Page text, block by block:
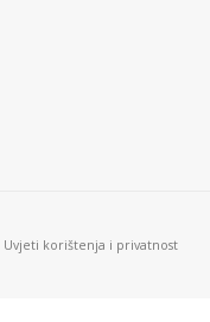
Uvjeti korištenja i privatnost